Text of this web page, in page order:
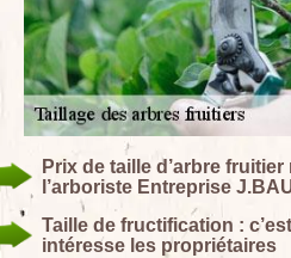
Prix de taille d’arbre
l’arboriste Entreprise
Taille de fructification :
intéresse les propriétaires